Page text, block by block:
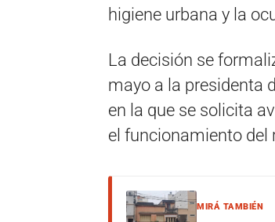
higiene urbana y la
La decisión se
mayo a la presidenta
en la que se solicita
el funcionamiento del
MIRÁ TAMBIÉN